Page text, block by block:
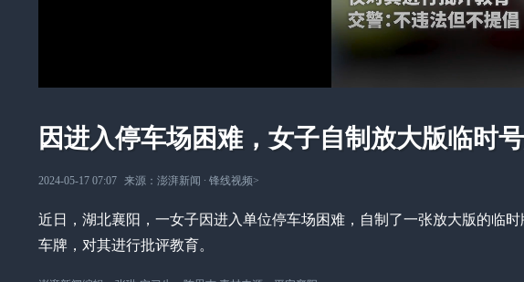
因进入停车场困难，女子自制放大版临时
2024-05-17 07:07 来源： 澎湃新闻 ∙ 锋线视频>
近日，湖北襄阳，一女子因进入单位停车场困难，自制了一张放大版的临
车牌，对其进行批评教育。